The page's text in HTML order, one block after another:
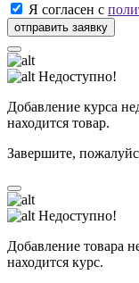
Я согласен с
Недоступно!
Добавление курса
находится товар.
Завершите,
Недоступно!
Добавление товара
находится курс.